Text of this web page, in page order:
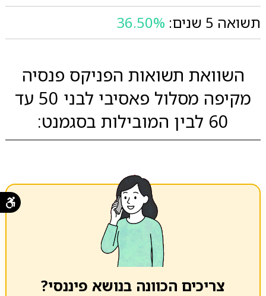
תשואה 5 שנים:
36.50%
השוואת תשואות הפניקס פנסיה
מקיפה מסלול פאסיבי לבני 50 עד
60 לבין המובילות בסגמנט:
צריכים הכוונה בנושא פיננסי?